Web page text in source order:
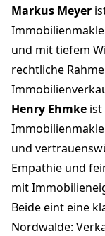
Markus Meyer
und mit tiefem
rechtliche
Henry Ehmke ist
und
Empathie und
mit
Beide eint eine
Nordwalde: